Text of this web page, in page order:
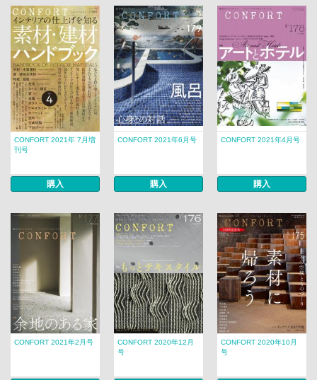
CONFORT 2021年 7月増
刊号
購入
CONFORT 2021年6月号
購入
CONFORT 2021年4月号
購入
CONFORT 2021年2月号
CONFORT 2020年12月
号
CONFORT 2020年10月
号